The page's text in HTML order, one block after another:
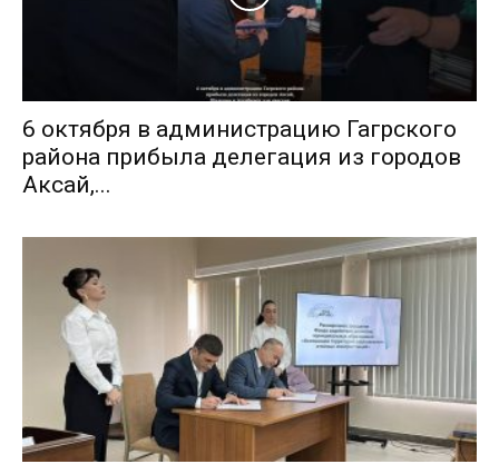
6 октября в администрацию Гагрского
района прибыла делегация из городов
Аксай,...